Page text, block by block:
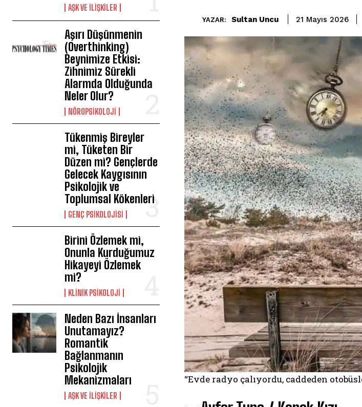
AŞK VE İLIŞKILER
Aşırı Düşünmenin
(Overthinking)
Beynimize Etkisi:
Zihnimiz Sürekli
Alarmda Olduğunda
Neler Olur?
NÖROPSIKOLOJI
Tükenmiş Bireyler
mi, Tüketen Bir
Düzen mi? Gençlerde
Gelecek Kaygısının
Psikolojik ve
Toplumsal Kökenleri
GENÇ PSIKOLOJISI
Birini Özlemek mi,
Onunla Kurduğumuz
Hikayeyi Özlemek
mi?
KLINIK PSIKOLOJI
Neden Bazı İnsanları
Unutamayız?
Romantik
Bağlanmanın
Psikolojik
Mekanizmaları
AŞK VE İLIŞKILER
YAZAR: Sultan Uncu 21 Mayıs 2026
“Evde radyo çalıyordu, caddeden